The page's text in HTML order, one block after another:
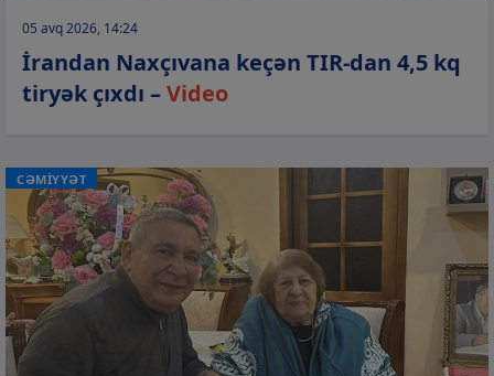
05 avq 2026, 14:24
İrandan Naxçıvana keçən TIR-dan 4,5 kq
tiryək çıxdı –Video
CƏMİYYƏT